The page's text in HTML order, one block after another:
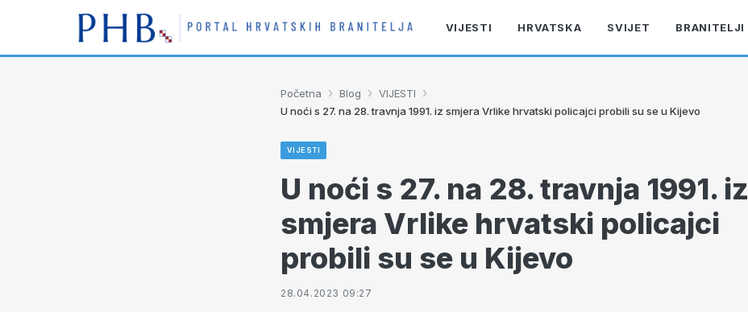
VIJESTI HRVATSKA SVIJET BRANITELJI
Početna › Blog › VIJESTI ›
U noći s 27. na 28. travnja 1991. iz smjera Vrlike hrvatski policajci probili su se u Kijevo
VIJESTI
U noći s 27. na 28. travnja 1991. iz
smjera Vrlike hrvatski policajci
probili su se u Kijevo
28.04.2023 09:27